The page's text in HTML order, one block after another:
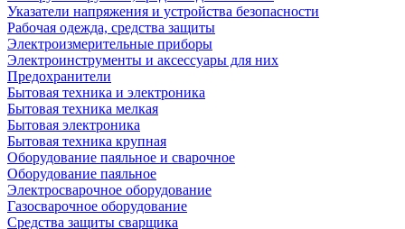
Указатели напряжения и устройства безопасности
Рабочая одежда, средства защиты
Электроизмерительные приборы
Электроинструменты и аксессуары для них
Предохранители
Бытовая техника и электроника
Бытовая техника мелкая
Бытовая электроника
Бытовая техника крупная
Оборудование паяльное и сварочное
Оборудование паяльное
Электросварочное оборудование
Газосварочное оборудование
Средства защиты сварщика